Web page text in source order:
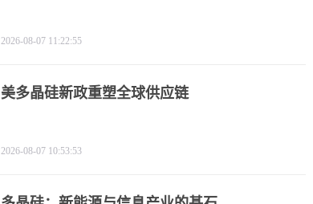
2026-08-07 11:22:55
美多晶硅新政重塑全球供应链
2026-08-07 10:53:53